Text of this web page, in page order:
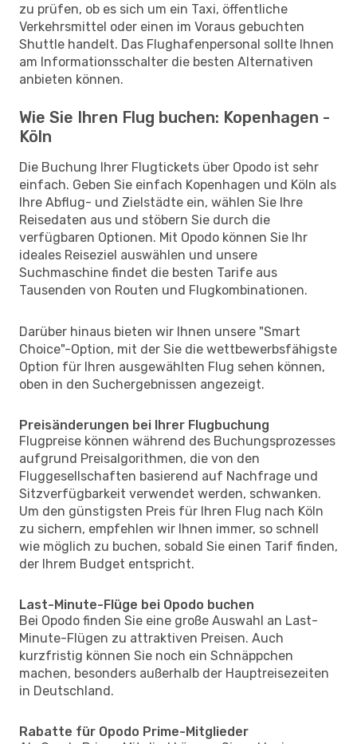
zu prüfen, ob es sich um ein Taxi, öffentliche
Verkehrsmittel oder einen im Voraus gebuchten
Shuttle handelt. Das Flughafenpersonal sollte Ihnen
am Informationsschalter die besten Alternativen
anbieten können.
Wie Sie Ihren Flug buchen: Kopenhagen -
Köln
Die Buchung Ihrer Flugtickets über Opodo ist sehr
einfach. Geben Sie einfach Kopenhagen und Köln als
Ihre Abflug- und Zielstädte ein, wählen Sie Ihre
Reisedaten aus und stöbern Sie durch die
verfügbaren Optionen. Mit Opodo können Sie Ihr
ideales Reiseziel auswählen und unsere
Suchmaschine findet die besten Tarife aus
Tausenden von Routen und Flugkombinationen.
Darüber hinaus bieten wir Ihnen unsere "Smart
Choice"-Option, mit der Sie die wettbewerbsfähigste
Option für Ihren ausgewählten Flug sehen können,
oben in den Suchergebnissen angezeigt.
Preisänderungen bei Ihrer Flugbuchung
Flugpreise können während des Buchungsprozesses
aufgrund Preisalgorithmen, die von den
Fluggesellschaften basierend auf Nachfrage und
Sitzverfügbarkeit verwendet werden, schwanken.
Um den günstigsten Preis für Ihren Flug nach Köln
zu sichern, empfehlen wir Ihnen immer, so schnell
wie möglich zu buchen, sobald Sie einen Tarif finden,
der Ihrem Budget entspricht.
Last-Minute-Flüge bei Opodo buchen
Bei Opodo finden Sie eine große Auswahl an Last-
Minute-Flügen zu attraktiven Preisen. Auch
kurzfristig können Sie noch ein Schnäppchen
machen, besonders außerhalb der Hauptreisezeiten
in Deutschland.
Rabatte für Opodo Prime-Mitglieder